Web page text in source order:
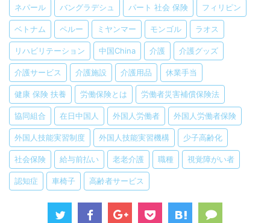
ネパール バングラデシュ パート 社会 保険 フィリピン
ベトナム ペルー ミヤンマー モンゴル ラオス
リハビリテーション 中国China 介護 介護グッズ
介護サービス 介護施設 介護用品 休業手当
健康 保険 扶養 労働保険とは 労働者災害補償保険法
協同組合 在日中国人 外国人労働者 外国人労働者保険
外国人技能実習制度 外国人技能実習機構 少子高齢化
社会保険 給与前払い 老老介護 職種 視覚障がい者
認知症 車椅子 高齢者サービス